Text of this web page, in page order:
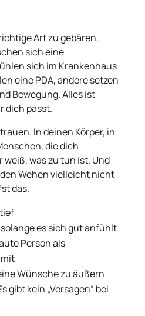
Art zu gebären.
sich eine
sich im Krankenhaus
eine PDA, andere setzen
Bewegung. Alles ist
dich passt.
In deinen Körper, in
die dich
weiß, was zu tun ist. Und
Wehen vielleicht nicht
das.
es sich gut anfühlt
Person als
Wünsche zu äußern
gibt kein „Versagen“ bei